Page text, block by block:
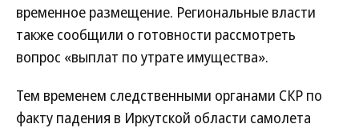
временное размещение. Региональные власти
также сообщили о готовности рассмотреть
вопрос «выплат по утрате имущества».
Тем временем следственными органами СКР по
факту падения в Иркутской области самолета